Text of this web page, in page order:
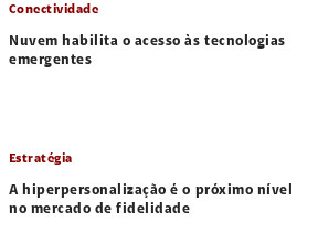
Conectividade
Nuvem habilita o acesso às tecnologias
emergentes
Estratégia
A hiperpersonalização é o próximo nível
no mercado de fidelidade